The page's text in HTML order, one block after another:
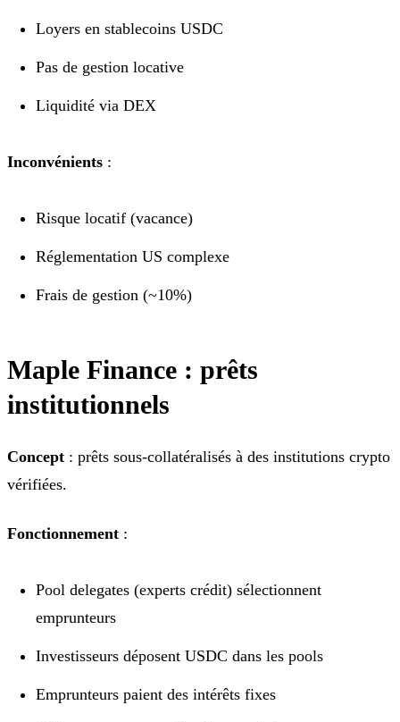
Loyers en stablecoins USDC
Pas de gestion locative
Liquidité via DEX
Inconvénients :
Risque locatif (vacance)
Réglementation US complexe
Frais de gestion (~10%)
Maple Finance : prêts
institutionnels
Concept : prêts sous-collatéralisés à des institutions crypto
vérifiées.
Fonctionnement :
Pool delegates (experts crédit) sélectionnent
emprunteurs
Investisseurs déposent USDC dans les pools
Emprunteurs paient des intérêts fixes